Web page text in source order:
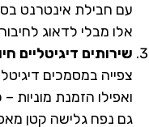
עם חבילת אינטרנט
אלו מבלי לדאוג
שירותים דיגיטליים
צפייה במסמכים
ואפילו הזמנת מוניות
גם נפח גלישה קטן